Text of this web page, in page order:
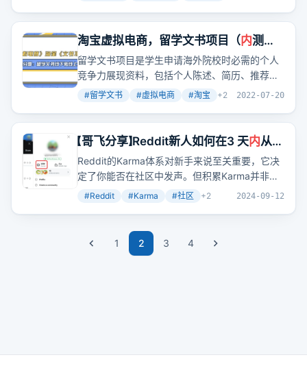
淘宝虚拟电商，留学文书项目（内测
中）
留学文书项目是学生申请海外院校时必需的个人
竞争力展现资料，包括个人陈述、简历、推荐信
等。由于学生普遍缺乏独立制作能力，专业机构
高性价比的文书服务。我们的服务价格远低于市
场价，同时确保店主获得较高利润分成。
#留学文书 #虚拟电商 #淘宝 +2 2022-07-20
【哥飞分享】Reddit新人如何在3 天内从负
数到 300+ Karma
Reddit的Karma体系对新手来说至关重要，它决
定了你能否在社区中发声。但积累Karma并非易
事，直到发现在'鹦鹉板块'发帖能快速提升
#Reddit #Karma #社区 +2 2024-09-12
1 2 3 4